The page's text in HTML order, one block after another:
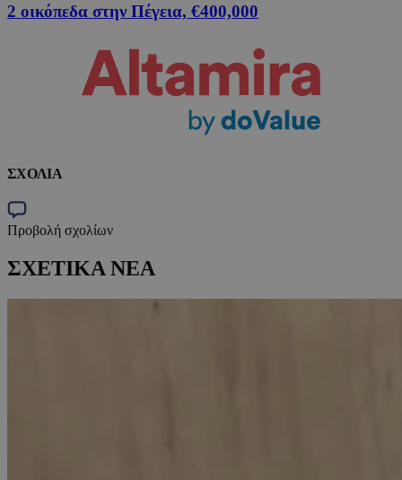
2 οικόπεδα στην Πέγεια, €400,000
ΣΧΟΛΙΑ
Προβολή σχολίων
ΣΧΕΤΙΚΑ ΝΕΑ